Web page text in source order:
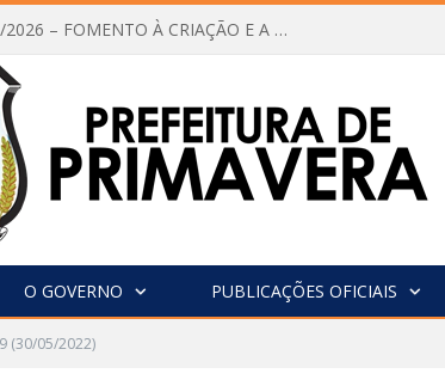
CHAMAMENTO PÚBLICO Nº 01/2026 – FOMENTO À CRIAÇÃO E A CIRCULAÇÃO DE PRODUÇÕES CULTURAIS – Aldir Blanc
O GOVERNO PUBLICAÇÕES OFICIAIS
(30/05/2022)